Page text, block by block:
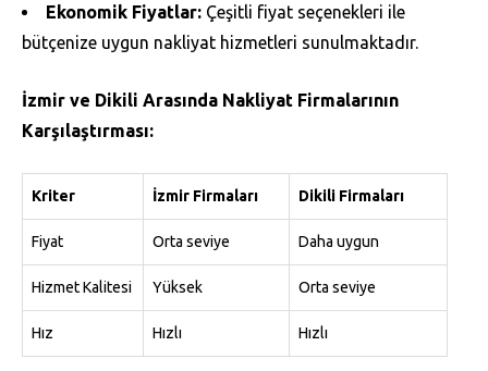
Ekonomik Fiyatlar: Çeşitli fiyat seçenekleri ile
bütçenize uygun nakliyat hizmetleri sunulmaktadır.
İzmir ve Dikili Arasında Nakliyat Firmalarının
Karşılaştırması:
Kriter İzmir Firmaları Dikili Firmaları
Fiyat Orta seviye Daha uygun
Hizmet Kalitesi Yüksek Orta seviye
Hız Hızlı Hızlı